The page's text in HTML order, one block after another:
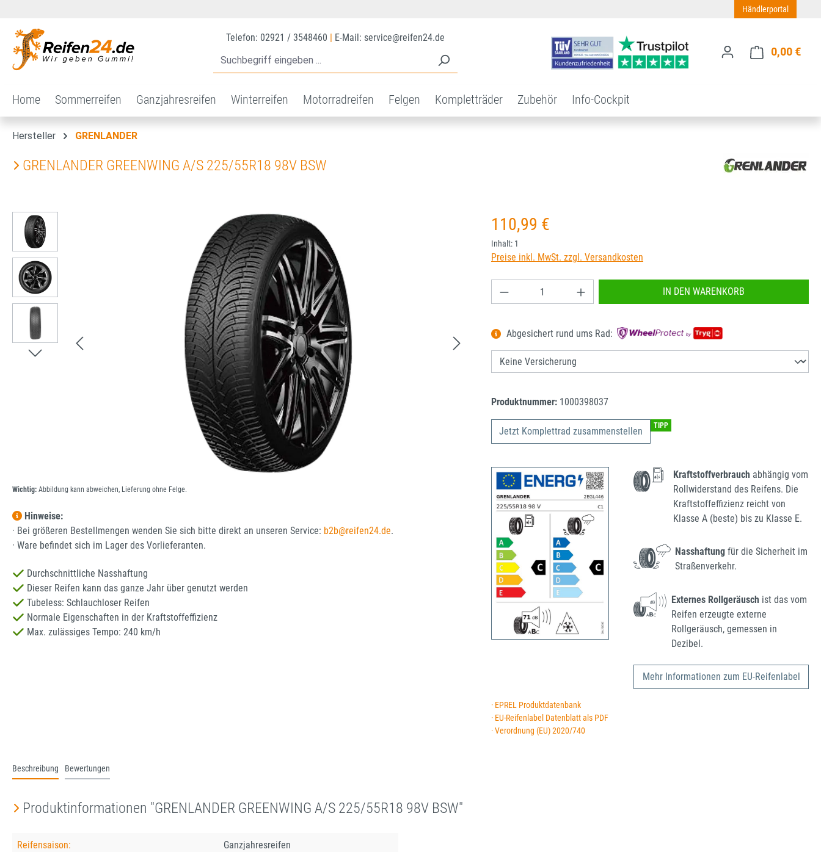
Händlerportal
Telefon: 02921 / 3548460 E-Mail: service@reifen24.de
0,00 €
Home Sommerreifen Ganzjahresreifen Winterreifen Motorradreifen Felgen Kompletträder Zubehör Info-Cockpit
Hersteller GRENLANDER
GRENLANDER GREENWING A/S 225/55R18 98V BSW
Bildergalerie überspringen
Wichtig: Abbildung kann abweichen, Lieferung ohne Felge.
Hinweise:
· Bei größeren Bestellmengen wenden Sie sich bitte direkt an unseren Service: b2b@reifen24.de.
· Ware befindet sich im Lager des Vorlieferanten.
Durchschnittliche Nasshaftung
Dieser Reifen kann das ganze Jahr über genutzt werden
Tubeless: Schlauchloser Reifen
Normale Eigenschaften in der Kraftstoffeffizienz
Max. zulässiges Tempo: 240 km/h
Regulärer Preis:
110,99 €
Inhalt: 1
Preise inkl. MwSt. zzgl. Versandkosten
Produkt Anzahl: Gib den gewünschten Wert ein oder
IN DEN WARENKORB
Abgesichert rund ums Rad:
Produktnummer: 1000398037
Jetzt Komplettrad zusammenstellen TIPP
Kraftstoffverbrauch abhängig vom
Rollwiderstand des Reifens. Die
Kraftstoffeffizienz reicht von
Klasse A (beste) bis zu Klasse E.
Nasshaftung für die Sicherheit im
Straßenverkehr.
Externes Rollgeräusch ist das vom
Reifen erzeugte externe
Rollgeräusch, gemessen in
Dezibel.
Mehr Informationen zum EU-Reifenlabel
· EPREL Produktdatenbank
· EU-Reifenlabel Datenblatt als PDF
· Verordnung (EU) 2020/740
Beschreibung Bewertungen
Produktinformationen "GRENLANDER GREENWING A/S 225/55R18 98V BSW"
Reifensaison: Ganzjahresreifen